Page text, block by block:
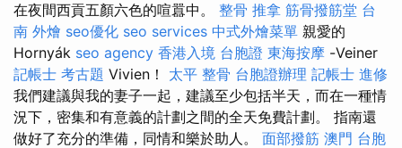
在夜間西貢五顏六色的喧囂中。 整骨 推拿 筋骨撥筋堂 台
南 外燴 seo優化 seo services 中式外燴菜單 親愛的
Hornyák seo agency 香港入境 台胞證 東海按摩 -Veiner
記帳士 考古題 Vivien！ 太平 整骨 台胞證辦理 記帳士 進修
我們建議與我的妻子一起，建議至少包括半天，而在一種情
況下，密集和有意義的計劃之間的全天免費計劃。 指南還
做好了充分的準備，同情和樂於助人。 面部撥筋 澳門 台胞